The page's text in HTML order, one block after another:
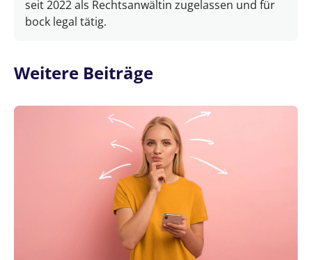
seit 2022 als Rechtsanwältin zugelassen und für
bock legal tätig.
Weitere Beiträge